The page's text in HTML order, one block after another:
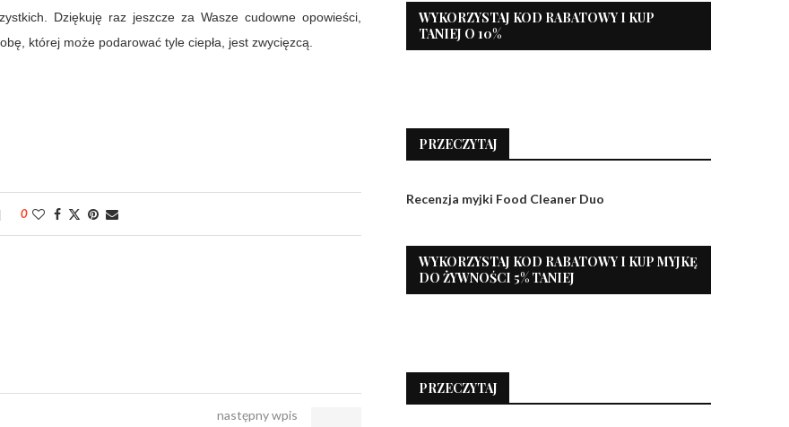
Dziękuję raz jeszcze za Wasze cudowne opowieści,
której może podarować tyle ciepła, jest zwycięzcą.
0
następny wpis
WYKORZYSTAJ KOD RABATOWY I KUP
TANIEJ O 10%
PRZECZYTAJ
Recenzja myjki Food Cleaner Duo
WYKORZYSTAJ KOD RABATOWY I KUP MYJKĘ
DO ŻYWNOŚCI 5% TANIEJ
PRZECZYTAJ